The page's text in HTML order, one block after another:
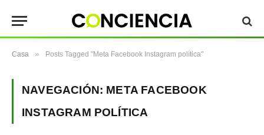
Casa » Posts Tagged "Meta Facebook Instagram política"
NAVEGACIÓN: META FACEBOOK
INSTAGRAM POLÍTICA